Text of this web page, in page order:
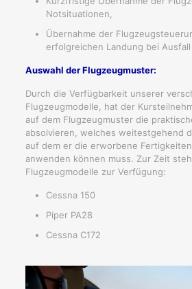
Notsituationen,
Übernahme der
erfolgreichen Landung bei
Auswahl der Flugzeugmuster:
Durch die Verfügbarkeit unserer
Flugzeugmodelle, hat der
auf dem Flugzeugmuster die
absolvieren, welches weitestgehend
auf dem er die erworbene
anwenden können muss. Zur Zeit
Flugzeugmodelle zur Verfügung:
Cessna 150
Piper PA28
Cessna C172